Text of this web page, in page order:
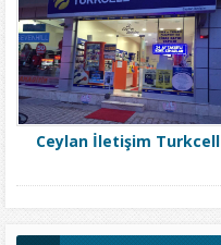
Ceylan İletişim Turkcell